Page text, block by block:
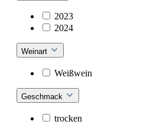
2023
2024
Weinart
Weißwein
Geschmack
trocken